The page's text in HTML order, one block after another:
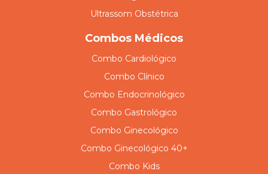
Ultrassom Obstétrica
Combos Médicos
Combo Cardiológico
Combo Clínico
Combo Endocrinológico
Combo Gastrológico
Combo Ginecológico
Combo Ginecológico 40+
Combo Kids